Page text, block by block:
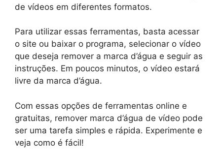
de vídeos em diferentes formatos.
Para utilizar essas ferramentas, basta acessar
o site ou baixar o programa, selecionar o vídeo
que deseja remover a marca d’água e seguir as
instruções. Em poucos minutos, o vídeo estará
livre da marca d’água.
Com essas opções de ferramentas online e
gratuitas, remover marca d’água de vídeo pode
ser uma tarefa simples e rápida. Experimente e
veja como é fácil!